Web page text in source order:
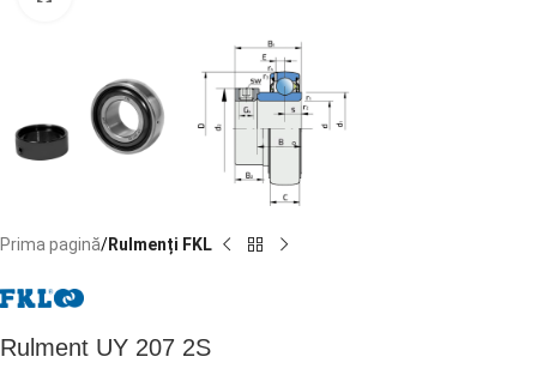
Prima pagină Rulmenți FKL
Rulment UY 207 2S